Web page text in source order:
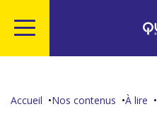
contenu
Accueil Nos contenus À lire